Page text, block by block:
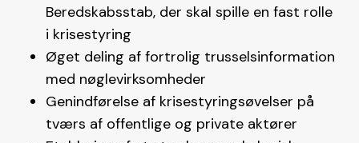
Beredskabsstab, der skal spille en fast rolle
i krisestyring
Øget deling af fortrolig trusselsinformation
med nøglevirksomheder
Genindførelse af krisestyringsøvelser på
tværs af offentlige og private aktører